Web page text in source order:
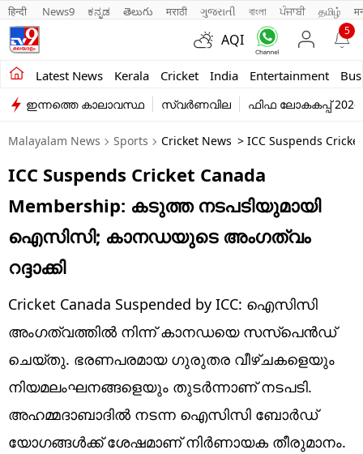
हिन्दी News9 ಕನ್ನಡ తెలుగు मराठी ગુજરાતી বাংলা ਪੰਜਾਬੀ தமிழ்
AQI
5
Latest News Kerala Cricket India Entertainment
Kerala
India
Entertainment
Business
Lifestyle
world
Technology
Web Story
ഇന്നത്തെ കാലാവസ്ഥ സ്വർണവില ഫിഫ ലോകകപ്പ് 2026
Malayalam News Sports Cricket News > ICC Suspends
ICC Suspends Cricket Canada
Membership: കടുത്ത നടപടിയുമായി
ഐസിസി; കാനഡയുടെ അംഗത്വം
റദ്ദാക്കി
Cricket Canada Suspended by ICC: ഐസിസി
അംഗത്വത്തിൽ നിന്ന് കാനഡയെ സസ്‌പെന്‍ഡ്
ചെയ്തു. ഭരണപരമായ ഗുരുതര വീഴ്ചകളെയും
നിയമലംഘനങ്ങളെയും തുടർന്നാണ് നടപടി.
അഹമ്മദാബാദിൽ നടന്ന ഐസിസി ബോർഡ്
യോഗങ്ങൾക്ക് ശേഷമാണ് നിർണായക തീരുമാനം.